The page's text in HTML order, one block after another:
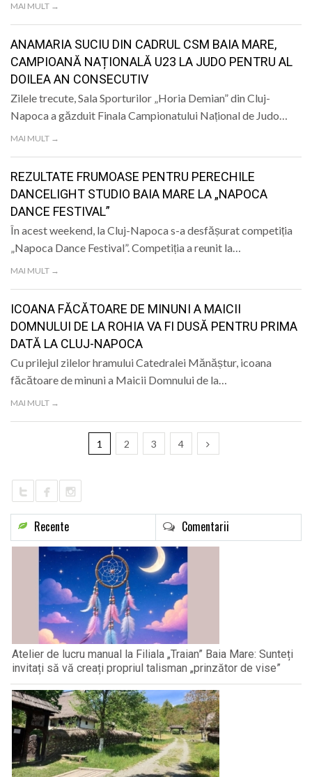
MAI MULT →
ANAMARIA SUCIU DIN CADRUL CSM BAIA MARE,
CAMPIOANĂ NAȚIONALĂ U23 LA JUDO PENTRU AL
DOILEA AN CONSECUTIV
Zilele trecute, Sala Sporturilor „Horia Demian” din Cluj-
Napoca a găzduit Finala Campionatului Național de Judo…
MAI MULT →
REZULTATE FRUMOASE PENTRU PERECHILE
DANCELIGHT STUDIO BAIA MARE LA „NAPOCA
DANCE FESTIVAL”
În acest weekend, la Cluj-Napoca s-a desfășurat competiția
„Napoca Dance Festival”. Competiția a reunit la…
MAI MULT →
ICOANA FĂCĂTOARE DE MINUNI A MAICII
DOMNULUI DE LA ROHIA VA FI DUSĂ PENTRU PRIMA
DATĂ LA CLUJ-NAPOCA
Cu prilejul zilelor hramului Catedralei Mănăștur, icoana
făcătoare de minuni a Maicii Domnului de la…
MAI MULT →
1 2 3 4
Recente Comentarii
Atelier de lucru manual la Filiala „Traian” Baia Mare: Sunteți
invitați să vă creați propriul talisman „prinzător de vise”